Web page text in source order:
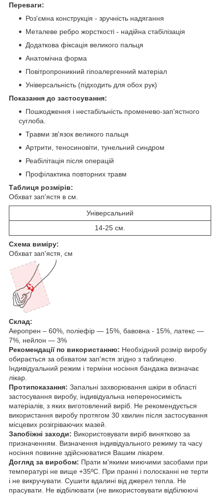
Переваги:
Роз'ємна конструкція - зручність надягання
Металеве ребро жорсткості - надійна стабілізація
Додаткова фіксація великого пальця
Анатомічна форма
Повітропроникний гіпоалергенний матеріал
Універсальність (підходить для обох рук)
Показання до застосування:
Пошкодження і нестабільність променево-зап'ястного
суглоба.
Травми зв'язок великого пальця
Артрити, теносиновіти, тунельний синдром
Реабілітація після операцій
Профілактика повторних травм
Таблиця розмірів:
Обхват зап'ястя в см.
Універсальний
14-25 см.
Схема виміру:
Обхват зап'ястя, см
Склад:
Аеропрен – 60%, поліефір — 15%, бавовна - 15%, латекс —
7%, нейлон — 3%
Рекомендації по використанню: Необхідний розмір виробу
обирається за обхватом зап'ястя згідно з таблицею.
Iндивiдуальний режим i термiни носiння бандажа визначає
лiкар.
Протипоказання: Запальні захворювання шкіри в області
застосування виробу, індивідуальна непереносимість
матеріалів, з яких виготовлений виріб. Не рекомендується
використання виробу протягом 30 хвилин після застосування
місцевих розігріваючих мазей.
Запобіжні заходи: Використовувати виріб винятково за
призначенням. Визначення індивідуального режиму та часу
носіння повинне здійснюватися Вашим лікарем.
Догляд за виробом: Прати м'якими миючими засобами при
температурі не вище +35ºС. При пранні і полосканні не терти
і не викручувати. Сушити вдалині від джерел тепла. Не
прасувати. Не відбілювати (не використовувати відбілюючі